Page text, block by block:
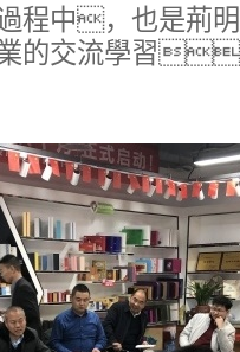
中，也是荊明
業的交流學習